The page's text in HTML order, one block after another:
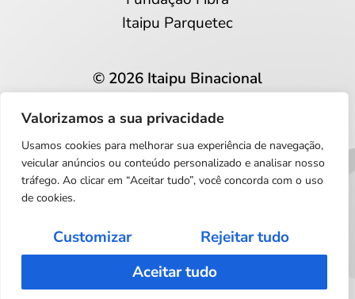
Valorizamos a sua privacidade
Usamos cookies para melhorar sua experiência de navegação,
veicular anúncios ou conteúdo personalizado e analisar nosso
tráfego. Ao clicar em “Aceitar tudo”, você concorda com o uso
de cookies.
Customizar
Rejeitar tudo
Aceitar tudo
Itaipu Parquetec
© 2026 Itaipu Binacional
Privacidade e proteção de dados
Português